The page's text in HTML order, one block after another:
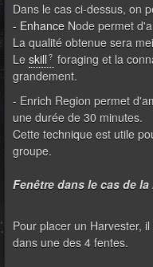
Dans le cas ci-dessus, on
- Enhance Node permet
La qualité obtenue sera
Le skill
foraging et la
grandement.
- Enrich Region permet
une durée de 30 minutes.
Cette technique est utile
groupe.
Fenêtre dans le cas de
Pour placer un Harvester,
dans une des 4 fentes.